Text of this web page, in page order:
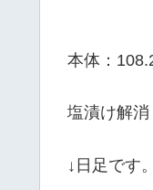
本体：
塩漬け解
↓日足です